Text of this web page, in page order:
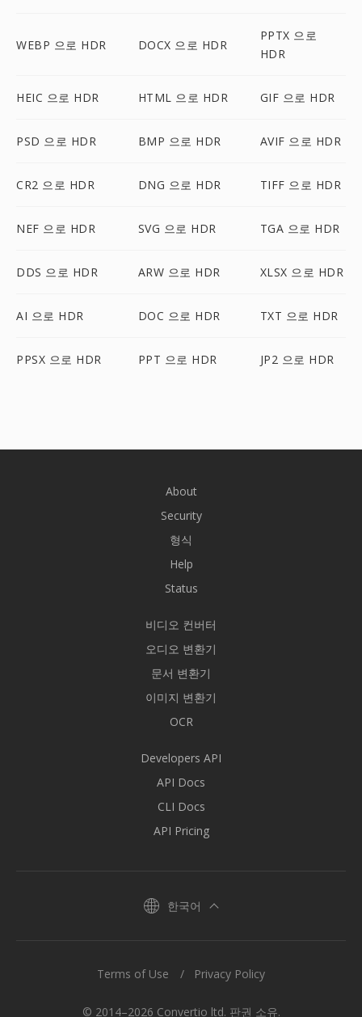
WEBP 으로 HDR DOCX 으로 HDR
PPTX 으로
HDR
HEIC 으로 HDR HTML 으로 HDR GIF 으로 HDR
PSD 으로 HDR BMP 으로 HDR AVIF 으로 HDR
CR2 으로 HDR DNG 으로 HDR TIFF 으로 HDR
NEF 으로 HDR SVG 으로 HDR TGA 으로 HDR
DDS 으로 HDR ARW 으로 HDR XLSX 으로 HDR
AI 으로 HDR DOC 으로 HDR TXT 으로 HDR
PPSX 으로 HDR PPT 으로 HDR JP2 으로 HDR
About
Security
형식
Help
Status
비디오 컨버터
오디오 변환기
문서 변환기
이미지 변환기
OCR
Developers API
API Docs
CLI Docs
API Pricing
한국어
© 2014–2026 Convertio ltd. 판권 소유.
Terms of Use Privacy Policy